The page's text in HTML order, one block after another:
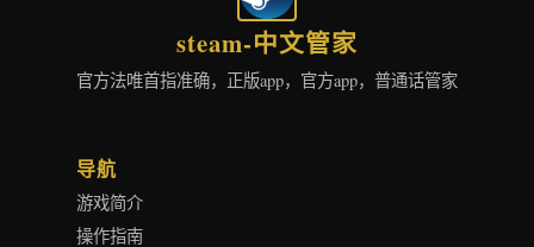
steam-中文管家
官方法唯首指准确，正版app，官方app，普通话管家
导航
游戏简介
操作指南